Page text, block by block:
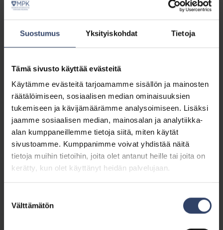
Suostumus Yksityiskohdat Tietoja
Tämä sivusto käyttää evästeitä
Käytämme evästeitä tarjoamamme sisällön ja mainosten
räätälöimiseen, sosiaalisen median ominaisuuksien
tukemiseen ja kävijämäärämme analysoimiseen. Lisäksi
jaamme sosiaalisen median, mainosalan ja analytiikka-
alan kumppaneillemme tietoja siitä, miten käytät
sivustoamme. Kumppanimme voivat yhdistää näitä
tietoja muihin tietoihin, joita olet antanut heille tai joita on
kerätty, kun olet käyttänyt heidän palvelujaan.
valinta
Välttämätön
Kotiseutuharjoitus Turvallisessa
Uusimaassa 2026 rakennetaan
turvallisuutta yhdessä
Uutinen 30.6.2026
Nuorten kurssilta kouluttajaksi
24.6.2026
Isäntämaatuki: reserviläisen
polku Nato-harjoituksiin
Uutinen 24.6.2026
Uusi valmiuspäällikkö aloittaa